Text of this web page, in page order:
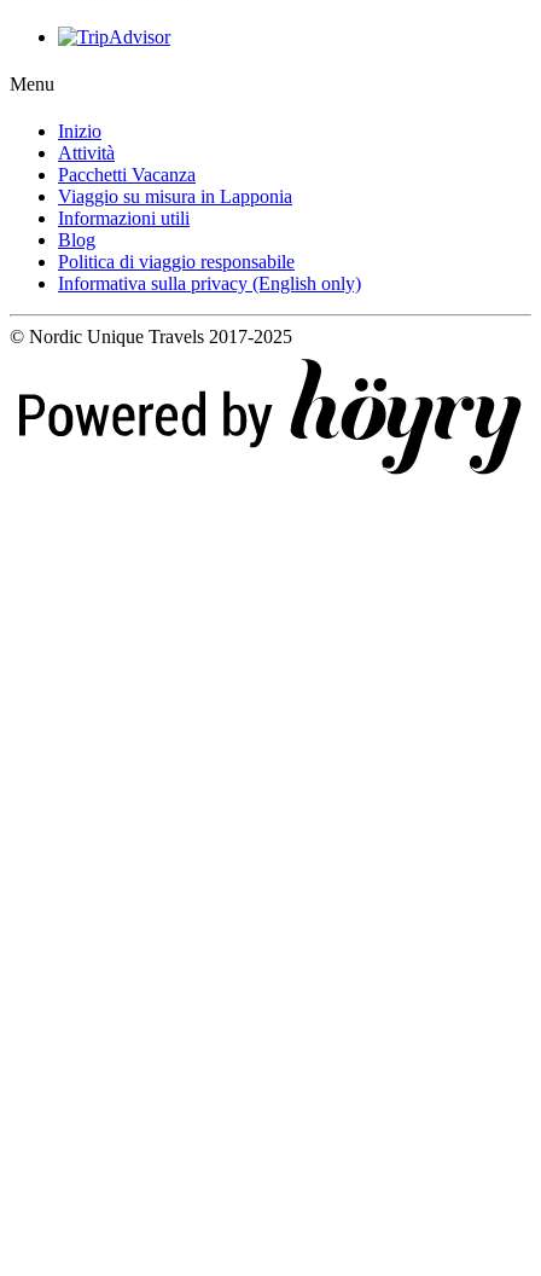
Menu
Inizio
Attività
Pacchetti Vacanza
Viaggio su misura in Lapponia
Informazioni utili
Blog
Politica di viaggio responsabile
Informativa sulla privacy (English only)
© Nordic Unique Travels 2017-2025